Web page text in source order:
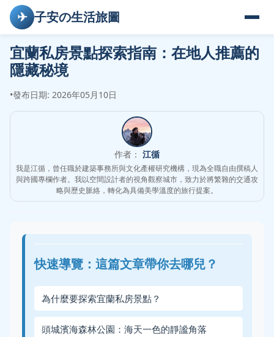
✈ 子安の生活旅圖
宜蘭私房景點探索指南：在地人推薦的
隱藏秘境
•發布日期: 2026年05月10日
作者： 江循
我是江循，曾任職於建築事務所與文化產權研究機構，現為全職自由撰稿人
與跨國專欄作者。我以空間設計者的視角觀察城市，致力於將繁雜的交通攻
略與歷史脈絡，轉化為具備美學溫度的旅行提案。
快速導覽：這篇文章帶你去哪兒？
為什麼要探索宜蘭私房景點？
頭城濱海森林公園：海天一色的靜謐角落